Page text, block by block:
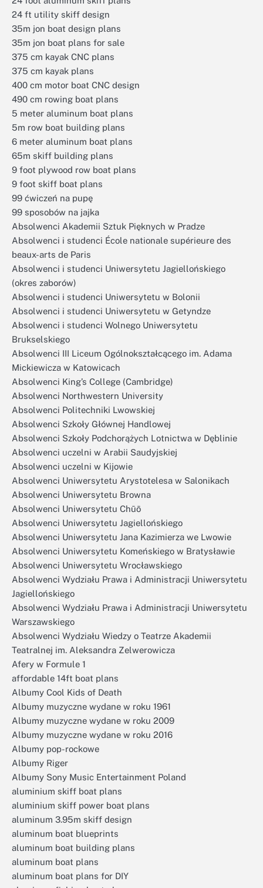
24 ft utility skiff design
35m jon boat design plans
35m jon boat plans for sale
375 cm kayak CNC plans
375 cm kayak plans
400 cm motor boat CNC design
490 cm rowing boat plans
5 meter aluminum boat plans
5m row boat building plans
6 meter aluminum boat plans
65m skiff building plans
9 foot plywood row boat plans
9 foot skiff boat plans
99 ćwiczeń na pupę
99 sposobów na jajka
Absolwenci Akademii Sztuk Pięknych w Pradze
Absolwenci i studenci École nationale supérieure des
beaux-arts de Paris
Absolwenci i studenci Uniwersytetu Jagiellońskiego
(okres zaborów)
Absolwenci i studenci Uniwersytetu w Bolonii
Absolwenci i studenci Uniwersytetu w Getyndze
Absolwenci i studenci Wolnego Uniwersytetu
Brukselskiego
Absolwenci III Liceum Ogólnokształcącego im. Adama
Mickiewicza w Katowicach
Absolwenci King’s College (Cambridge)
Absolwenci Northwestern University
Absolwenci Politechniki Lwowskiej
Absolwenci Szkoły Głównej Handlowej
Absolwenci Szkoły Podchorążych Lotnictwa w Dęblinie
Absolwenci uczelni w Arabii Saudyjskiej
Absolwenci uczelni w Kijowie
Absolwenci Uniwersytetu Arystotelesa w Salonikach
Absolwenci Uniwersytetu Browna
Absolwenci Uniwersytetu Chūō
Absolwenci Uniwersytetu Jagiellońskiego
Absolwenci Uniwersytetu Jana Kazimierza we Lwowie
Absolwenci Uniwersytetu Komeńskiego w Bratysławie
Absolwenci Uniwersytetu Wrocławskiego
Absolwenci Wydziału Prawa i Administracji Uniwersytetu
Jagiellońskiego
Absolwenci Wydziału Prawa i Administracji Uniwersytetu
Warszawskiego
Absolwenci Wydziału Wiedzy o Teatrze Akademii
Teatralnej im. Aleksandra Zelwerowicza
Afery w Formule 1
affordable 14ft boat plans
Albumy Cool Kids of Death
Albumy muzyczne wydane w roku 1961
Albumy muzyczne wydane w roku 2009
Albumy muzyczne wydane w roku 2016
Albumy pop-rockowe
Albumy Riger
Albumy Sony Music Entertainment Poland
aluminium skiff boat plans
aluminium skiff power boat plans
aluminum 3.95m skiff design
aluminum boat blueprints
aluminum boat building plans
aluminum boat plans
aluminum boat plans for DIY